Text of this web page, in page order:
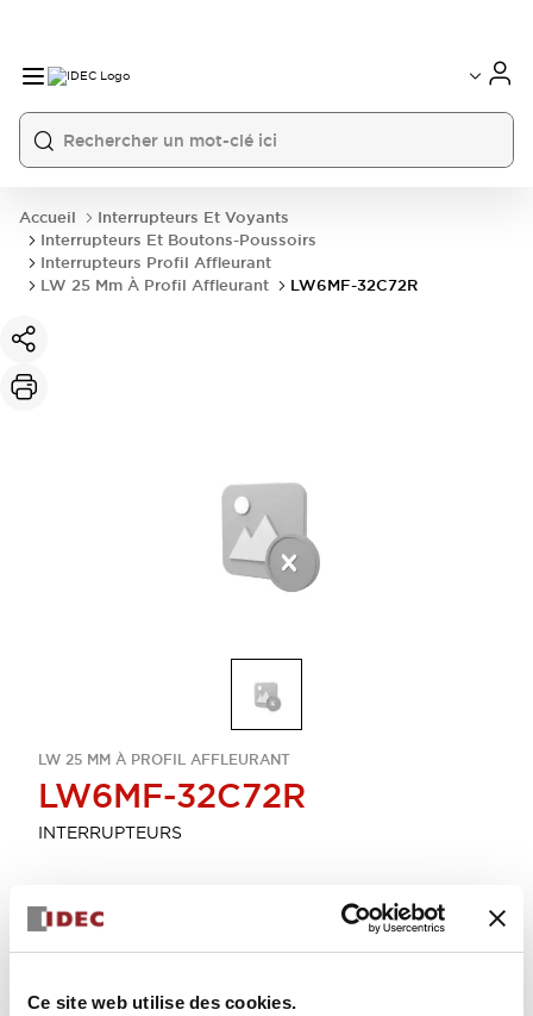
Ce site web utilise des cookies.
Accueil
Interrupteurs Et Voyants
Interrupteurs Et Boutons-Poussoirs
Interrupteurs Profil Affleurant
LW 25 Mm À Profil Affleurant
LW6MF-32C72R
LW 25 MM À PROFIL AFFLEURANT
LW6MF-32C72R
INTERRUPTEURS
Sélectionner la quantité